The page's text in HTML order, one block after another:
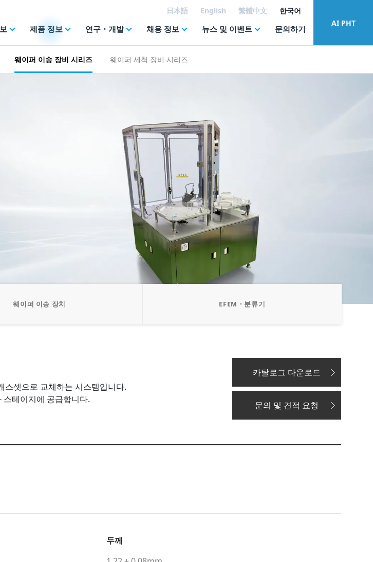
日本語 English 繁體中文 한국어
제품 정보 연구・개발 채용 정보 뉴스 및 이벤트 문의하기
AI PHT
웨이퍼 이송 장비 시리즈 웨이퍼 세척 장비 시리즈
웨이퍼 이송 장치 EFEM・분류기
셋으로 교체하는 시스템입니다.
테이지에 공급합니다.
카탈로그 다운로드
문의 및 견적 요청
두께